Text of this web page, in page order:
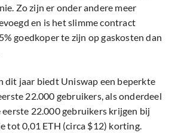
Zo zijn er onder andere meer
en is het slimme contract
goedkoper te zijn op gaskosten dan
dit jaar biedt Uniswap een beperkte
22.000 gebruikers, als onderdeel
eerste 22.000 gebruikers krijgen bij
tot 0,01 ETH (circa $12) korting.